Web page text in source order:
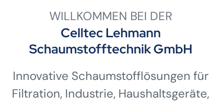
WILLKOMMEN BEI DER
Celltec Lehmann
Schaumstofftechnik GmbH
Innovative Schaumstoff­lösungen für
Filtration, Industrie, Haushalts­geräte,